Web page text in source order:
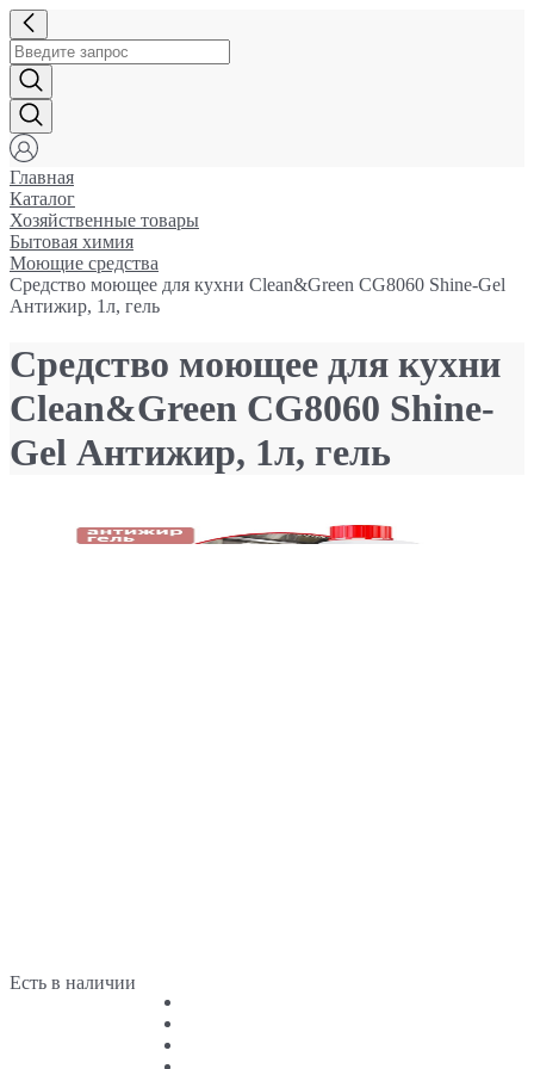
Главная
Каталог
Хозяйственные товары
Бытовая химия
Моющие средства
Средство моющее для кухни Clean&Green CG8060 Shine-Gel
Антижир, 1л, гель
Средство моющее для кухни
Clean&Green CG8060 Shine-
Gel Антижир, 1л, гель
Есть в наличии